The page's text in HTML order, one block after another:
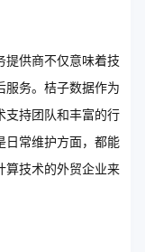
提供商不仅意味着技
服务。桔子数据作为
支持团队和丰富的行
日常维护方面，都能
算技术的外贸企业来